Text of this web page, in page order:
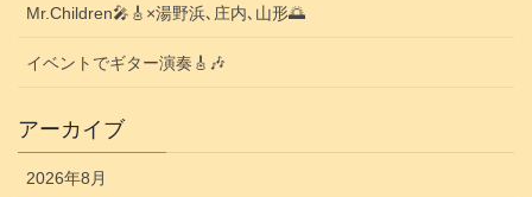
Mr.Children🎤🎸×湯野浜､庄内､山形🌅
イベントでギター演奏🎸🎶
アーカイブ
2026年8月